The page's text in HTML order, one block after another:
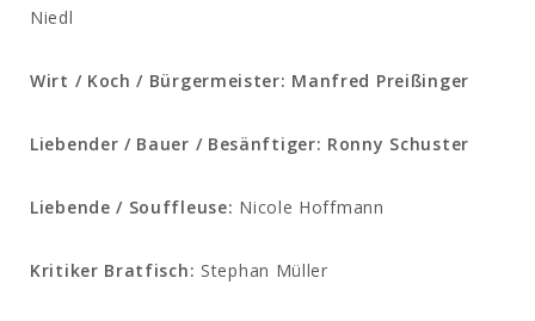
Niedl
Wirt / Koch / Bürgermeister: Manfred Preißinger
Liebender / Bauer / Besänftiger: Ronny Schuster
Liebende / Souffleuse: Nicole Hoffmann
Kritiker Bratfisch: Stephan Müller